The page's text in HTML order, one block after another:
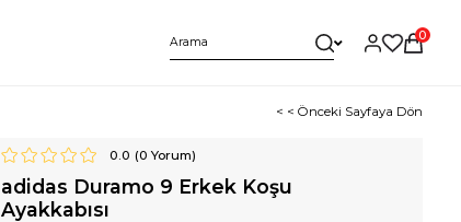
0
< < Önceki Sayfaya Dön
0.0 (0 Yorum)
adidas Duramo 9 Erkek Koşu
Ayakkabısı